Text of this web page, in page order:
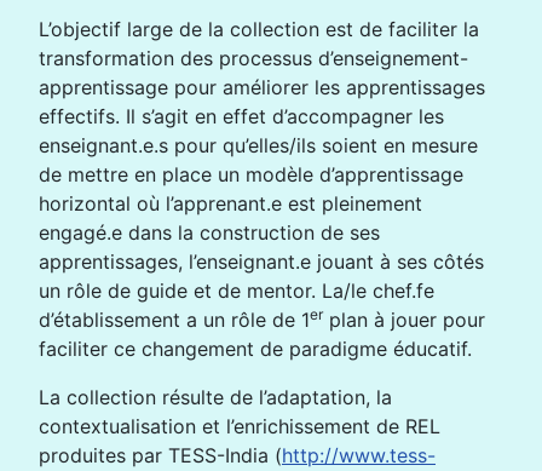
L’objectif large de la collection est de faciliter la
transformation des processus d’enseignement-
apprentissage pour améliorer les apprentissages
effectifs. Il s’agit en effet d’accompagner les
enseignant.e.s pour qu’elles/ils soient en mesure
de mettre en place un modèle d’apprentissage
horizontal où l’apprenant.e est pleinement
engagé.e dans la construction de ses
apprentissages, l’enseignant.e jouant à ses côtés
un rôle de guide et de mentor. La/le chef.fe
d’établissement a un rôle de 1erplan à jouer pour
faciliter ce changement de paradigme éducatif.
La collection résulte de l’adaptation, la
contextualisation et l’enrichissement de REL
produites par TESS-India (http://www.tess-